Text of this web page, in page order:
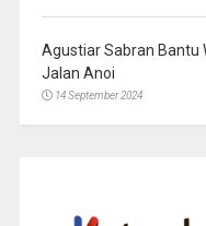
Agustiar Sabran Bantu
Jalan Anoi
14 September 2024